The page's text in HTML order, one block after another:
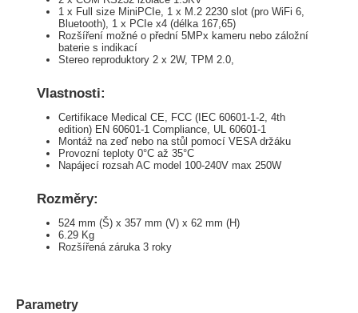
1 x Full size MiniPCIe, 1 x M.2 2230 slot (pro WiFi 6,
Bluetooth), 1 x PCIe x4 (délka 167,65)
Rozšíření možné o přední 5MPx kameru nebo záložní
baterie s indikací
Stereo reproduktory 2 x 2W, TPM 2.0,
Vlastnosti:
Certifikace Medical CE, FCC (IEC 60601-1-2, 4th
edition) EN 60601-1 Compliance, UL 60601-1
Montáž na zeď nebo na stůl pomocí VESA držáku
Provozní teploty 0°C až 35°C
Napájecí rozsah AC model 100-240V max 250W
Rozměry:
524 mm (Š) x 357 mm (V) x 62 mm (H)
6.29 Kg
Rozšířená záruka 3 roky
Parametry